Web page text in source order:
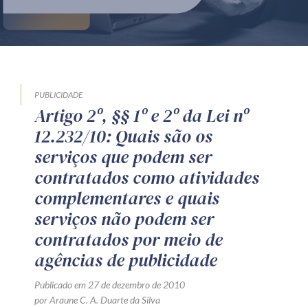
Produtos e serviços
Mentoria Zênite
Capacitação
Zênite Online
Eventos presenciais
Zênite in Company
Diferenciais
PUBLICIDADE
Artigo 2º, §§ 1º e 2º da Lei nº
12.232/10: Quais são os
serviços que podem ser
contratados como atividades
complementares e quais
serviços não podem ser
contratados por meio de
agências de publicidade
Publicado em 27 de dezembro de 2010
por Araune C. A. Duarte da Silva